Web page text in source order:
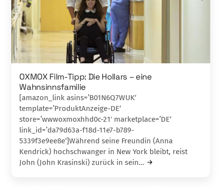
OXMOX Film-Tipp: Die Hollars – eine
Wahnsinnsfamilie
[amazon_link asins=’B01N6Q7WUK‘
template=’ProduktAnzeige-DE‘
store=’wwwoxmoxhhd0c-21′ marketplace=’DE‘
link_id=’da79d63a-f18d-11e7-b789-
5339f3e9ee8e‘]Während seine Freundin (Anna
Kendrick) hochschwanger in New York bleibt, reist
John (John Krasinski) zurück in sein…